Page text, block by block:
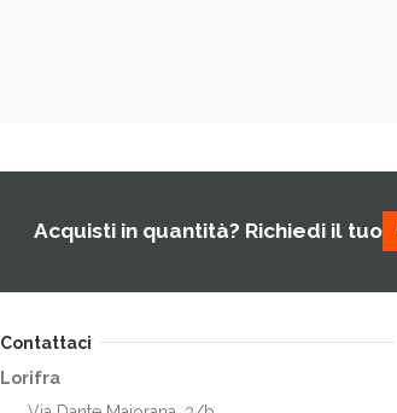
Acquisti in quantità? Richiedi il tuo
Contattaci
Lorifra